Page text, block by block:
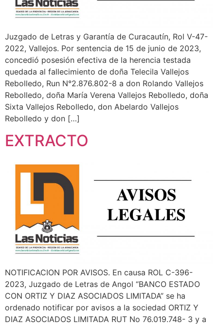
Juzgado de Letras y Garantía de Curacautín, Rol V-47-
2022, Vallejos. Por sentencia de 15 de junio de 2023,
concedió posesión efectiva de la herencia testada
quedada al fallecimiento de doña Telecila Vallejos
Rebolledo, Run N°2.876.802-8 a don Rolando Vallejos
Rebolledo, doña María Verena Vallejos Rebolledo, doña
Sixta Vallejos Rebolledo, don Abelardo Vallejos
Rebolledo y don […]
EXTRACTO
NOTIFICACION POR AVISOS. En causa ROL C-396-
2023, Juzgado de Letras de Angol “BANCO ESTADO
CON ORTIZ Y DIAZ ASOCIADOS LIMITADA” se ha
ordenado notificar por avisos a la sociedad ORTIZ Y
DIAZ ASOCIADOS LIMITADA RUT No 76.019.748- 3 y a